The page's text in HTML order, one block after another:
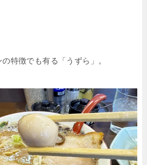
特徴でも有る「うずら」。